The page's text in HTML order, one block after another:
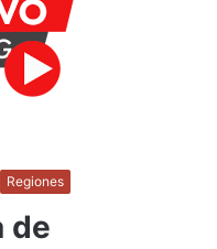
Regiones
de